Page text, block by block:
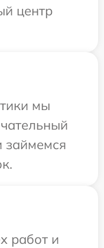
центр
мы
займемся
работ и